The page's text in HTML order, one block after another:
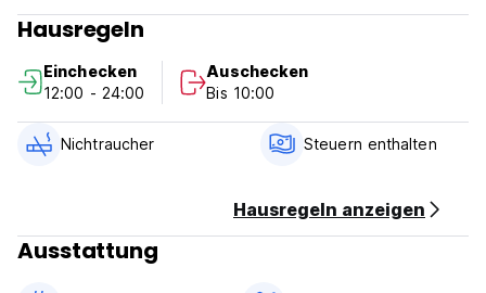
makellosen Badezimmer und in einem bequemen Bett mit
einer Leinen von Fünf -Sterne -Hotelqualität in einem
genießen möchten. Dies ist der Ort für Sie.
Ecopackers ist eine ökologisch freundliche Einrichtung.
Check -in: 13:00
Stornierungsrichtlinie 72 Stunden (Auto-translated from
Hausregeln
Einchecken
12:00 - 24:00
Auschecken
Bis 10:00
Nichtraucher Steuern enthalten
Hausregeln anzeigen
Ausstattung